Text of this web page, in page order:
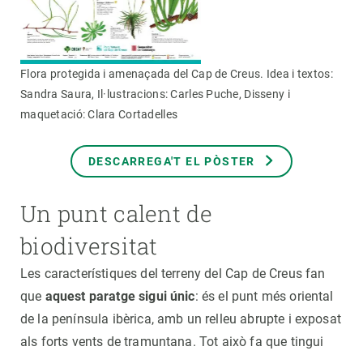
Flora protegida i amenaçada del Cap de Creus. Idea i textos:
Sandra Saura, Il·lustracions: Carles Puche, Disseny i
maquetació: Clara Cortadelles
DESCARREGA'T EL PÒSTER
Un punt calent de
biodiversitat
Les característiques del terreny del Cap de Creus fan
que aquest paratge sigui únic: és el punt més oriental
de la península ibèrica, amb un relleu abrupte i exposat
als forts vents de tramuntana. Tot això fa que tingui